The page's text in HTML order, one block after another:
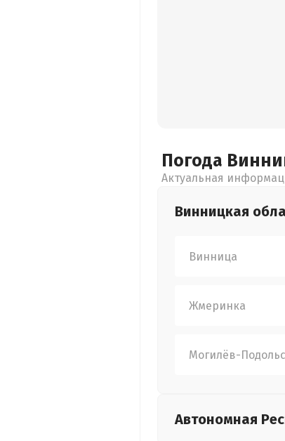
Погода
Актуальная
Винницкая
Винница
Жмеринка
Могилёв-
Автономная